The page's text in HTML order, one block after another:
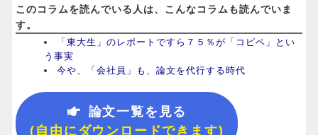
このコラムを読んでいる人は、こんなコラムも読んでいま
す。
「東大生」のレポートですら７５％が「コピペ」とい
う事実
今や、「会社員」も、論文を代行する時代
論文一覧を見る
(自由にダウンロードできます)